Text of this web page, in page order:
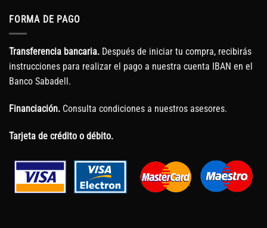
FORMA DE PAGO
Transferencia bancaria. Después de iniciar tu compra, recibirás
instrucciones para realizar el pago a nuestra cuenta IBAN en el
Banco Sabadell.
Financiación. Consulta condiciones a nuestros asesores.
Tarjeta de crédito o débito.